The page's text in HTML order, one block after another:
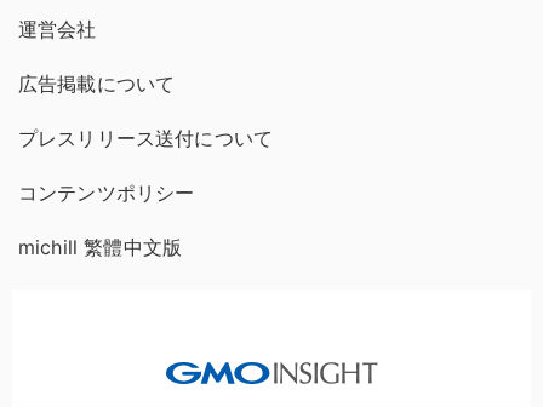
運営会社
広告掲載について
プレスリリース送付について
コンテンツポリシー
michill 繁體中文版